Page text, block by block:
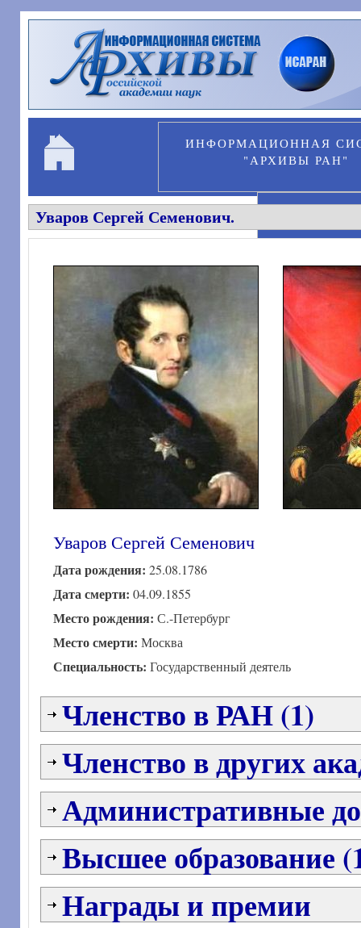
Перейти к основному содержанию
ИНФОРМАЦИОННАЯ
"АРХИВЫ РАН"
Уваров Сергей Семенович.
Уваров Сергей Семенович
Дата рождения: 25.08.1786
Дата смерти: 04.09.1855
Место рождения: С.-Петербург
Место смерти: Москва
Специальность: Государственный деятель
Членство в РАН (1)
Членство в других
Административные
Высшее образование
Награды и премии